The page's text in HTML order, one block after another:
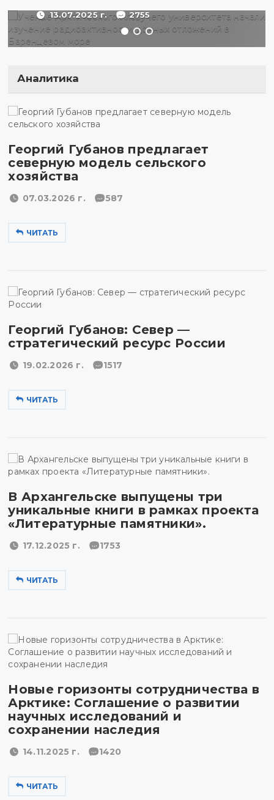
13.07.2025 г. 2755
Аналитика
Георгий Губанов предлагает
северную модель сельского
хозяйства
07.03.2026 г. 587
ЧИТАТЬ
Георгий Губанов: Север —
стратегический ресурс России
19.02.2026 г. 1517
ЧИТАТЬ
В Архангельске выпущены три
уникальные книги в рамках проекта
«Литературные памятники».
17.12.2025 г. 1753
ЧИТАТЬ
Новые горизонты сотрудничества в
Арктике: Соглашение о развитии
научных исследований и
сохранении наследия
14.11.2025 г. 1420
ЧИТАТЬ